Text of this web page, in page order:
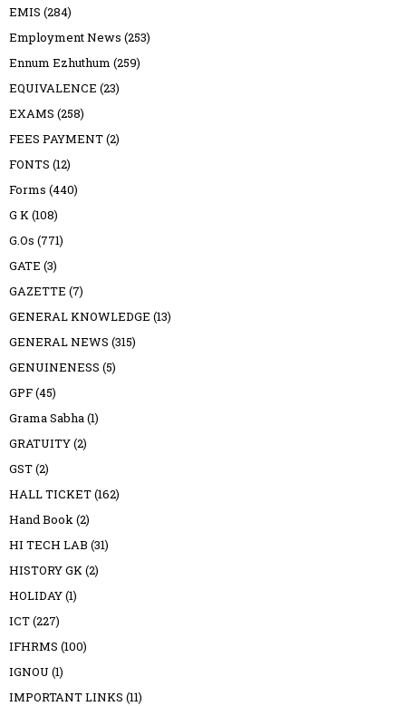
EMIS (284)
Employment News (253)
Ennum Ezhuthum (259)
EQUIVALENCE (23)
EXAMS (258)
FEES PAYMENT(2)
FONTS (12)
Forms (440)
G K(108)
G.Os (771)
GATE (3)
GAZETTE (7)
GENERAL KNOWLEDGE (13)
GENERAL NEWS (315)
GENUINENESS (5)
GPF(45)
Grama Sabha(1)
GRATUITY(2)
GST(2)
HALL TICKET(162)
Hand Book(2)
HI TECH LAB (31)
HISTORY GK(2)
HOLIDAY(1)
ICT(227)
IFHRMS (100)
IGNOU (1)
IMPORTANT LINKS (11)